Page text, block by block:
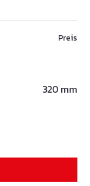
Preis
320 mm